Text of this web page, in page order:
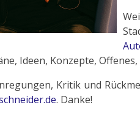
Ideen, Konzepte,
Kritik und
. Danke!